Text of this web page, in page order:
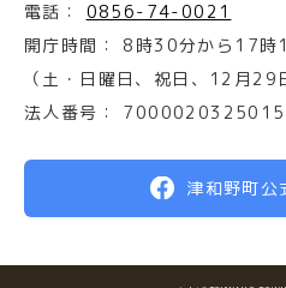
電話：
0856-74-0021
開庁時間：
8時30分から17時
（土・日曜日、祝日、12月29
法人番号：
7000020325015
津和野町